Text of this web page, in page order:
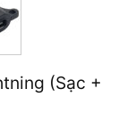
(Sạc +